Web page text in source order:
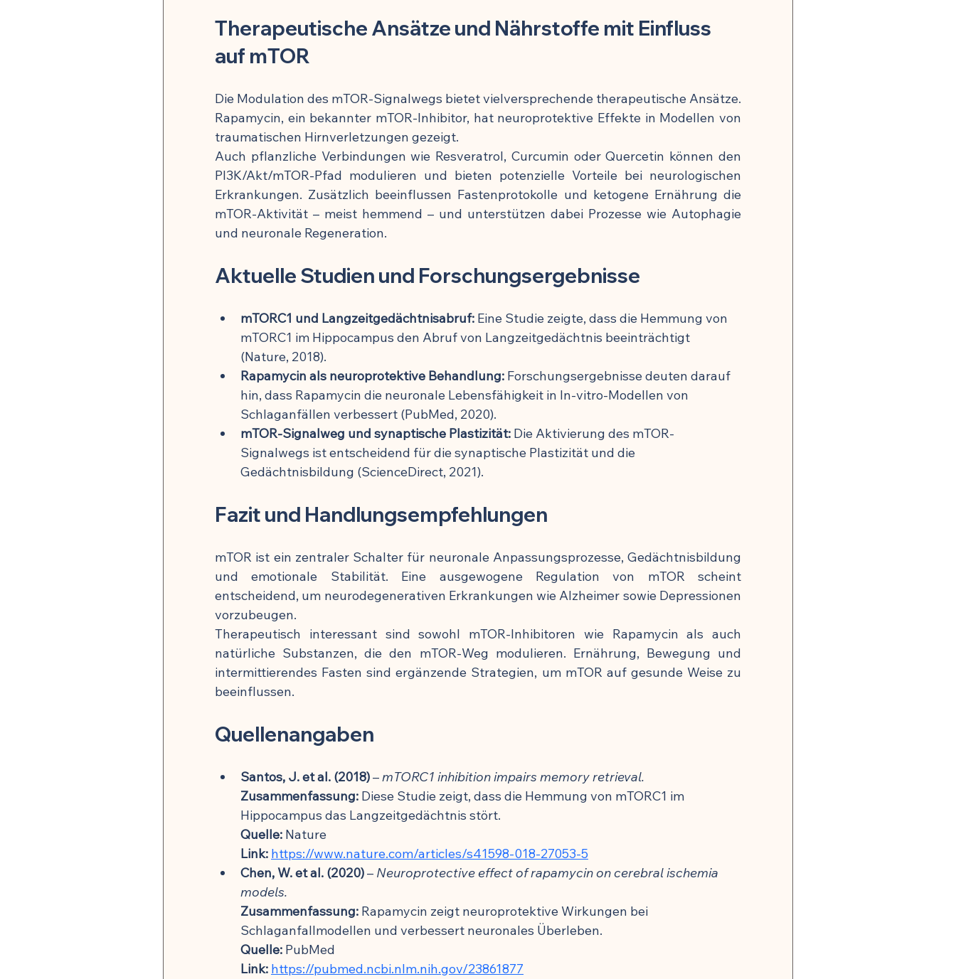
Therapeutische Ansätze und Nährstoffe mit Einfluss
auf mTOR
Die Modulation des mTOR-Signalwegs bietet vielversprechende therapeutische Ansätze.
Rapamycin, ein bekannter mTOR-Inhibitor, hat neuroprotektive Effekte in Modellen von
traumatischen Hirnverletzungen gezeigt.
Auch pflanzliche Verbindungen wie Resveratrol, Curcumin oder Quercetin können den
PI3K/Akt/mTOR-Pfad modulieren und bieten potenzielle Vorteile bei neurologischen
Erkrankungen. Zusätzlich beeinflussen Fastenprotokolle und ketogene Ernährung die
mTOR-Aktivität – meist hemmend – und unterstützen dabei Prozesse wie Autophagie
und neuronale Regeneration.
Aktuelle Studien und Forschungsergebnisse
mTORC1 und Langzeitgedächtnisabruf: Eine Studie zeigte, dass die Hemmung von
mTORC1 im Hippocampus den Abruf von Langzeitgedächtnis beeinträchtigt
(Nature, 2018).
Rapamycin als neuroprotektive Behandlung: Forschungsergebnisse deuten darauf
hin, dass Rapamycin die neuronale Lebensfähigkeit in In-vitro-Modellen von
Schlaganfällen verbessert (PubMed, 2020).
mTOR-Signalweg und synaptische Plastizität: Die Aktivierung des mTOR-
Signalwegs ist entscheidend für die synaptische Plastizität und die
Gedächtnisbildung (ScienceDirect, 2021).
Fazit und Handlungsempfehlungen
mTOR ist ein zentraler Schalter für neuronale Anpassungsprozesse, Gedächtnisbildung
und emotionale Stabilität. Eine ausgewogene Regulation von mTOR scheint
entscheidend, um neurodegenerativen Erkrankungen wie Alzheimer sowie Depressionen
vorzubeugen.
Therapeutisch interessant sind sowohl mTOR-Inhibitoren wie Rapamycin als auch
natürliche Substanzen, die den mTOR-Weg modulieren. Ernährung, Bewegung und
intermittierendes Fasten sind ergänzende Strategien, um mTOR auf gesunde Weise zu
beeinflussen.
Quellenangaben
Santos, J. et al. (2018) – mTORC1 inhibition impairs memory retrieval.
Zusammenfassung: Diese Studie zeigt, dass die Hemmung von mTORC1 im
Hippocampus das Langzeitgedächtnis stört.
Quelle: Nature
Link: https://www.nature.com/articles/s41598-018-27053-5
Chen, W. et al. (2020) – Neuroprotective effect of rapamycin on cerebral ischemia
models.
Zusammenfassung: Rapamycin zeigt neuroprotektive Wirkungen bei
Schlaganfallmodellen und verbessert neuronales Überleben.
Quelle: PubMed
Link: https://pubmed.ncbi.nlm.nih.gov/23861877